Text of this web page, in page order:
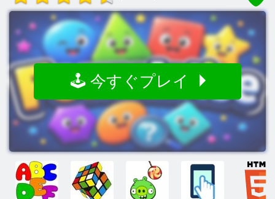
🕹️ 今すぐプレイ